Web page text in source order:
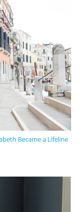
Became a Lifeline